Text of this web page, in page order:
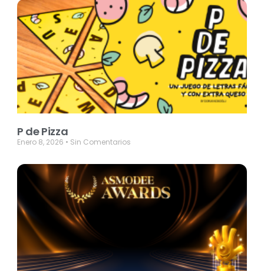
P de Pizza
Enero 8, 2026 Sin Comentarios